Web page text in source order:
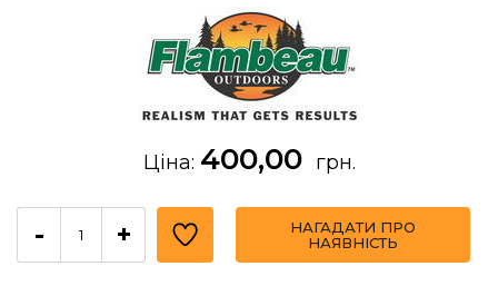
Ціна: 400,00 грн.
- +
НАГАДАТИ ПРО
НАЯВНІСТЬ